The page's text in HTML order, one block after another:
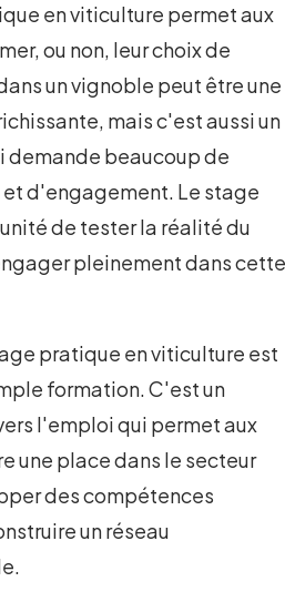
en viticulture permet aux
ou non, leur choix de
un vignoble peut être une
mais c'est aussi un
demande beaucoup de
et d'engagement. Le stage
de tester la réalité du
pleinement dans
pratique en viticulture est
formation. C'est un
l'emploi qui permet aux
une place dans le secteur
des compétences
un réseau